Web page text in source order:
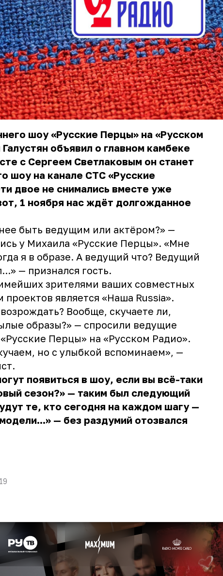
шоу «Русские Перцы» на «Русском
объявил о главном камбеке
с Сергеем Светлаковым он станет
шоу на канале СТС «Русские
двое не снимались вместе уже
1 ноября нас ждёт долгожданное
быть ведущим или актёром?» —
у Михаила «Русские Перцы». «Мне
я в образе. А ведущий что? Ведущий
— признался гость.
зрителями ваших совместных
проектов является «Наша Russia».
Вообще, скучаете ли,
образы?» — спросили ведущие
Перцы» на «Русском Радио».
но с улыбкой вспоминаем», —
появиться в шоу, если вы всё-таки
сезон?» — таким был следующий
те, кто сегодня на каждом шагу —
— без раздумий отозвался